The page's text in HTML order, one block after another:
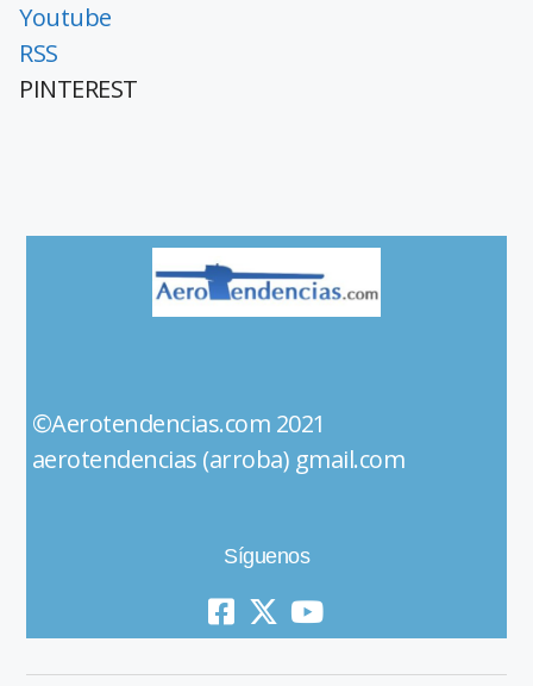
Youtube
RSS
PINTEREST
©Aerotendencias.com 2021
aerotendencias (arroba) gmail.com
Síguenos